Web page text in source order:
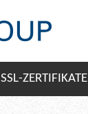
SSL-ZERTIFIKATE